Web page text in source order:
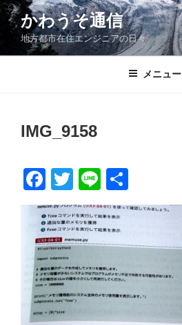
コ
ン
ン
かわうそ通信
地方都市在住エンジニアの日々
メニュー
IMG_9158
F
a
c
e
b
o
o
T
wi
tt
er
Li
n
e
有